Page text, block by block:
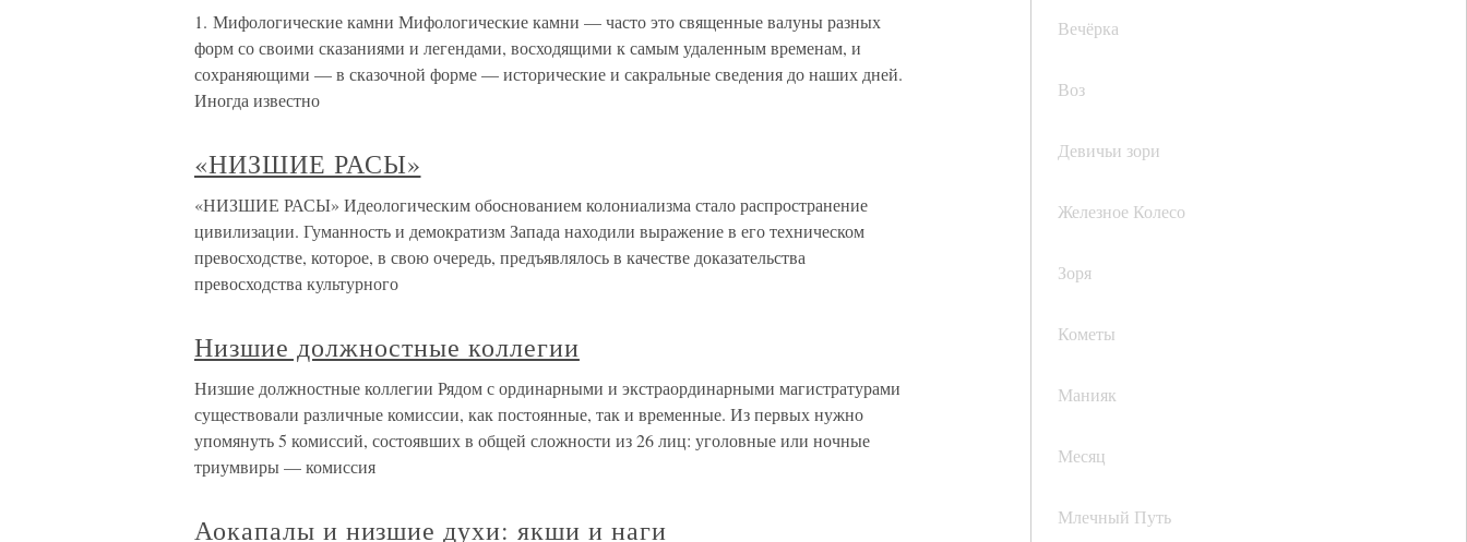
Вечёрка
Воз
Девичьи зори
Железное Колесо
Зоря
Кометы
Манияк
Месяц
Млечный Путь
1. Мифологические камни Мифологические камни — часто это священные валуны разных
форм со своими сказаниями и легендами, восходящими к самым удаленным временам, и
сохраняющими — в сказочной форме — исторические и сакральные сведения до наших дней.
Иногда известно
«НИЗШИЕ РАСЫ»
«НИЗШИЕ РАСЫ» Идеологическим обоснованием колониализма стало распространение
цивилизации. Гуманность и демократизм Запада находили выражение в его техническом
превосходстве, которое, в свою очередь, предъявлялось в качестве доказательства
превосходства культурного
Низшие должностные коллегии
Низшие должностные коллегии Рядом с ординарными и экстраординарными магистратурами
существо­вали различные комиссии, как постоянные, так и временные. Из первых нужно
упомянуть 5 комиссий, состоявших в общей сложности из 26 лиц: уголовные или ночные
триумвиры — комиссия
Аокапалы и низшие духи: якши и наги